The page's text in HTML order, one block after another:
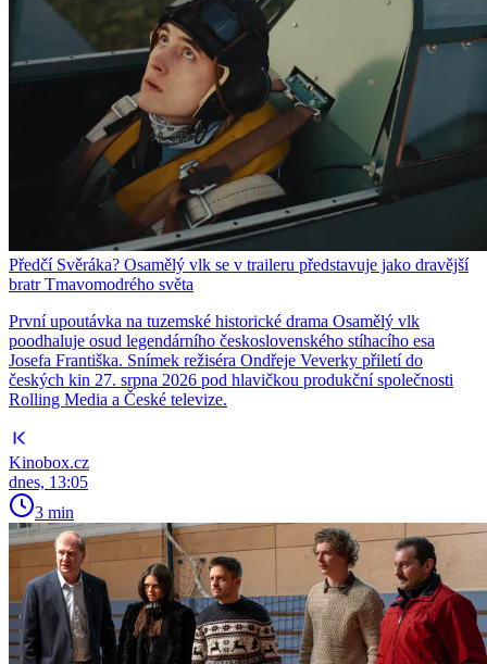
Předčí Svěráka? Osamělý vlk se v traileru představuje jako dravější
bratr Tmavomodrého světa
První upoutávka na tuzemské historické drama Osamělý vlk
poodhaluje osud legendárního československého stíhacího esa
Josefa Františka. Snímek režiséra Ondřeje Veverky přiletí do
českých kin 27. srpna 2026 pod hlavičkou produkční společnosti
Rolling Media a České televize.
Kinobox.cz
dnes, 13:05
3 min